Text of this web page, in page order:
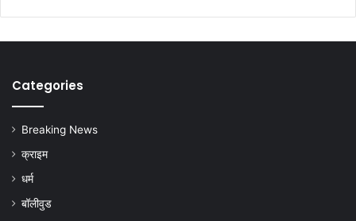
Categories
Breaking News
क्राइम
धर्म
बॉलीवुड